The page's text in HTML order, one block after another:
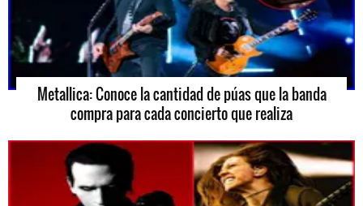
Metallica: Conoce la cantidad de púas que la banda
compra para cada concierto que realiza